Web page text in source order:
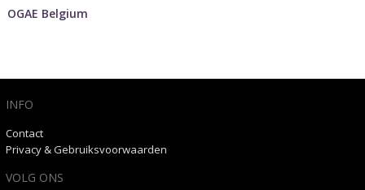
OGAE Belgium
INFO
Contact
Privacy & Gebruiksvoorwaarden
VOLG ONS